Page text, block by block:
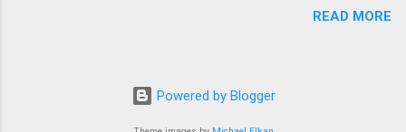
い。これが荷物の識別番号になります。 確認できる内容 : 集
め、電話がつながるのを待つ必要がありません。 スマートフ
韻を大切にしながら、すっきりと解散することができます。
「一本締め」と「一丁締め」の違い 一般的に「パン！パン！
賢い働き方に欠かせないツールです。しかし、その最初の壁
という、もったいない状況になってしまいます。 実は、タイ
ミーの本人確認で失敗する原因の多くは、非常にシンプル
で、ちょっとしたコツを知るだけで解決できるものばかりで
READ MORE
Powered by Blogger